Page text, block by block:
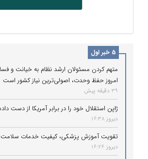
5 خبر اول
متهم کردن مسئولان ارشد نظام به خیانت و
امروز حفظ وحدت، اصولی‌ترین نیاز کشور است
39 دقیقه پیش
ژاپن استقلال خود را در برابر آمریکا از دست
دیروز 16:38
تقویت آموزش پزشکی، کیفیت خدمات سلامت
دیروز 16:26